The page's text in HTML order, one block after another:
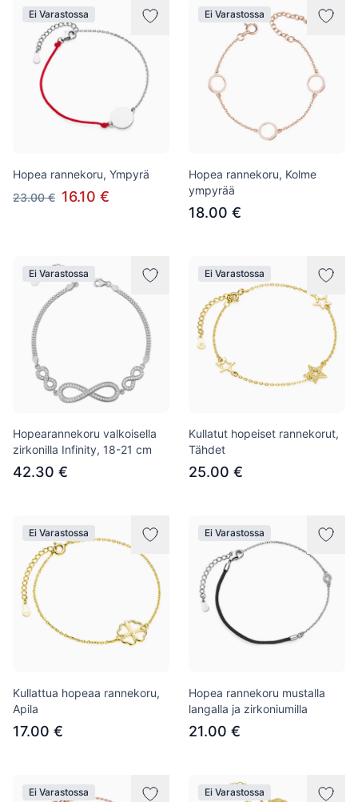
Ei Varastossa
Hopea rannekoru, Ympyrä
23.00 € 16.10 €
Ei Varastossa
Hopea rannekoru, Kolme
ympyrää
18.00 €
Ei Varastossa
Hopearannekoru valkoisella
zirkonilla Infinity, 18-21 cm
42.30 €
Ei Varastossa
Kullatut hopeiset rannekorut,
Tähdet
25.00 €
Ei Varastossa
Kullattua hopeaa rannekoru,
Apila
17.00 €
Ei Varastossa
Hopea rannekoru mustalla
langalla ja zirkoniumilla
21.00 €
Ei Varastossa Ei Varastossa